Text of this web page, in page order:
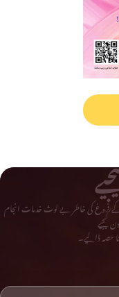
کے فروغ کی خاطر بے لوث خدمات انجام
حصہ ڈالیے۔